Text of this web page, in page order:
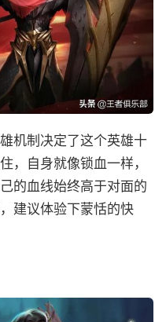
机制决定了这个英雄十
，自身就像锁血一样，
的血线始终高于对面的
建议体验下蒙恬的快